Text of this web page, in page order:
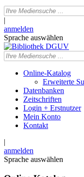
|
anmelden
Sprache auswählen
Online-Katalog
Erweiterte
Datenbanken
Zeitschriften
Login + Erstnutzer
Mein Konto
Kontakt
|
anmelden
Sprache auswählen